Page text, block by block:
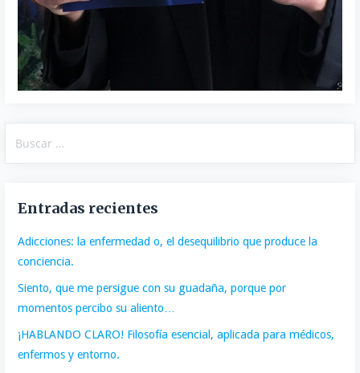
Entradas recientes
Adicciones: la enfermedad o, el desequilibrio que produce la
conciencia.
Siento, que me persigue con su guadaña, porque por
momentos percibo su aliento…
¡HABLANDO CLARO! Filosofía esencial, aplicada para médicos,
enfermos y entorno.